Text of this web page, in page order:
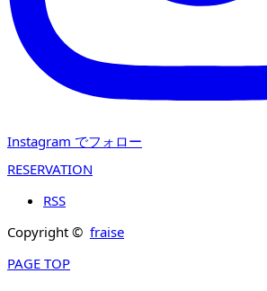
Instagram でフォロー
RESERVATION
RSS
Copyright © fraise
PAGE TOP